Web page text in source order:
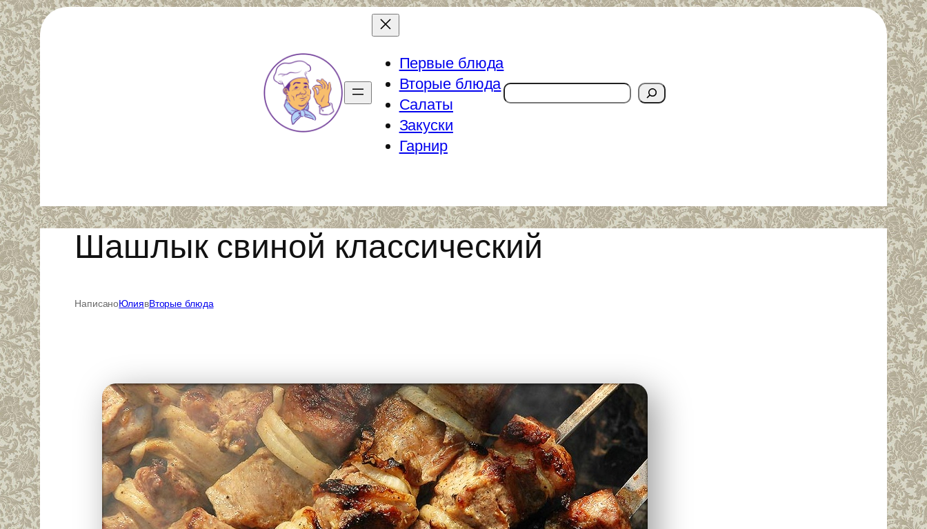
Перейти
к
содержимому
Первые блюда
Вторые блюда
Салаты
Закуски
Гарнир
Поиск
Шашлык свиной классический
НаписаноЮлиявВторые блюда